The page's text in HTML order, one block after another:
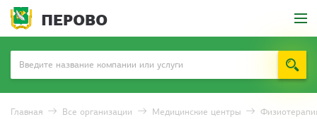
ПЕРОВО
Главная Все организации Медицинские центры